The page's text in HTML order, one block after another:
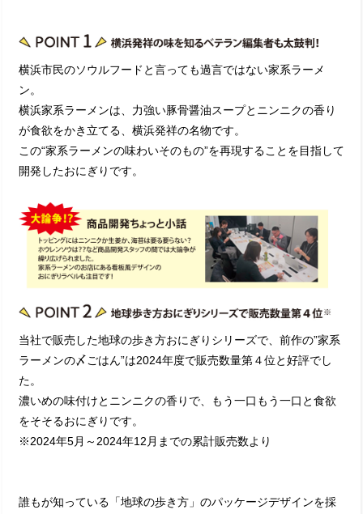
横浜市民のソウルフードと言っても過言ではない家系ラーメ
ン。
横浜家系ラーメンは、力強い豚骨醤油スープとニンニクの香り
が食欲をかき立てる、横浜発祥の名物です。
この“家系ラーメンの味わいそのもの”を再現することを目指して
開発したおにぎりです。
当社で販売した地球の歩き方おにぎりシリーズで、前作の”家系
ラーメンの〆ごはん”は2024年度で販売数量第４位と好評でし
た。
濃いめの味付けとニンニクの香りで、もう一口もう一口と食欲
をそそるおにぎりです。
※2024年5月～2024年12月までの累計販売数より
誰もが知っている「地球の歩き方」のパッケージデザインを採